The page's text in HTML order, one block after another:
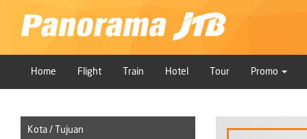
Home Flight Train Hotel Tour Promo
Kota / Tujuan